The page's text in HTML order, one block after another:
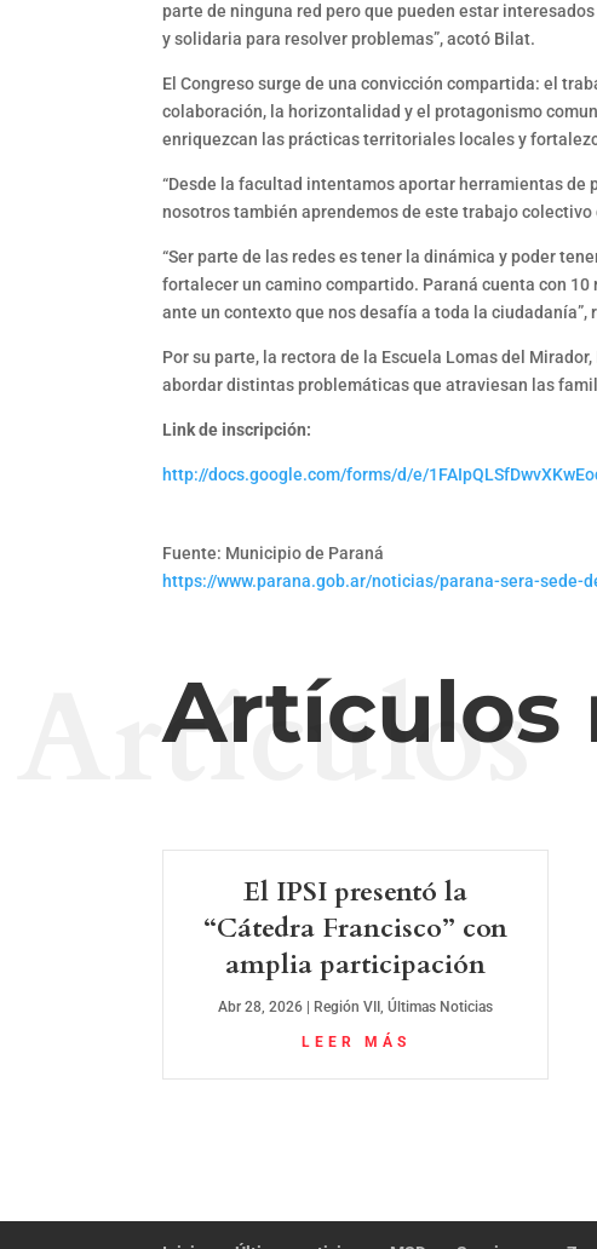
parte de ninguna red pero que pueden estar
y solidaria para resolver problemas”, acotó Bilat.
El Congreso surge de una convicción compartida: el
colaboración, la horizontalidad y el protagonismo
enriquezcan las prácticas territoriales locales y
“Desde la facultad intentamos aportar herramientas
nosotros también aprendemos de este trabajo
“Ser parte de las redes es tener la dinámica y poder
fortalecer un camino compartido. Paraná cuenta con
ante un contexto que nos desafía a toda la
Por su parte, la rectora de la Escuela Lomas del
abordar distintas problemáticas que atraviesan las
Link de inscripción:
http://docs.google.com/forms/d/e/
Fuente: Municipio de Paraná
https://www.parana.gob.ar/noticias/parana-sera-
Artículos
Artículos
El IPSI presentó la
“Cátedra Francisco” con
amplia participación
Abr 28, 2026 Región VII,Últimas Noticias
LEER MÁS